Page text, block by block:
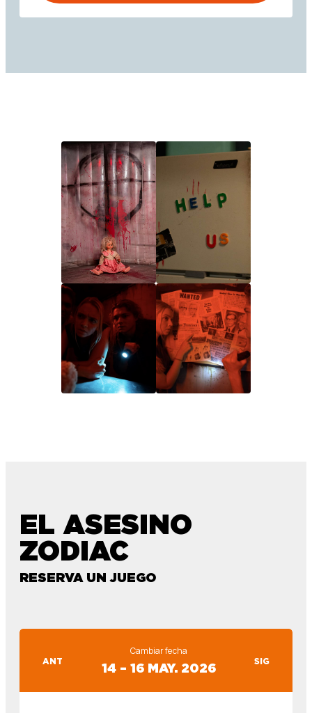
EL ASESINO
ZODIAC
RESERVA UN JUEGO
ANT
Cambiar fecha
14 – 16 MAY. 2026 SIG